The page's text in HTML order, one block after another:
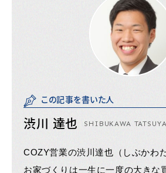
この記事を書いた人
渋川 達也 SHIBUKAWA TATSUYA
COZY営業の渋川達也（しぶかわ
お家づくりは一生に一度の大きな